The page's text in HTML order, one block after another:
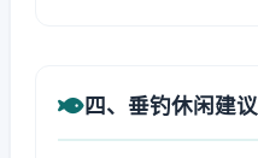
四、垂钓休闲建议